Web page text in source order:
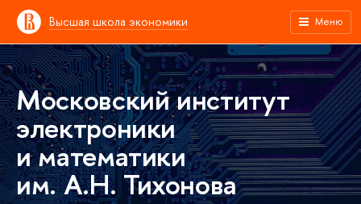
Высшая школа экономики Меню
Московский институт
электроники
и математики
им. А.Н. Тихонова